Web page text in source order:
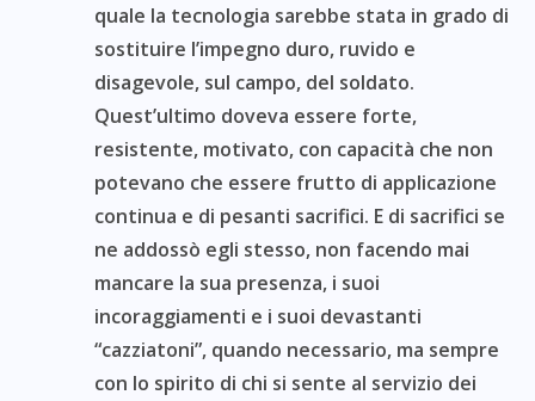
quale la tecnologia sarebbe stata in grado di
sostituire l’impegno duro, ruvido e
disagevole, sul campo, del soldato.
Quest’ultimo doveva essere forte,
resistente, motivato, con capacità che non
potevano che essere frutto di applicazione
continua e di pesanti sacrifici. E di sacrifici se
ne addossò egli stesso, non facendo mai
mancare la sua presenza, i suoi
incoraggiamenti e i suoi devastanti
“cazziatoni”, quando necessario, ma sempre
con lo spirito di chi si sente al servizio dei